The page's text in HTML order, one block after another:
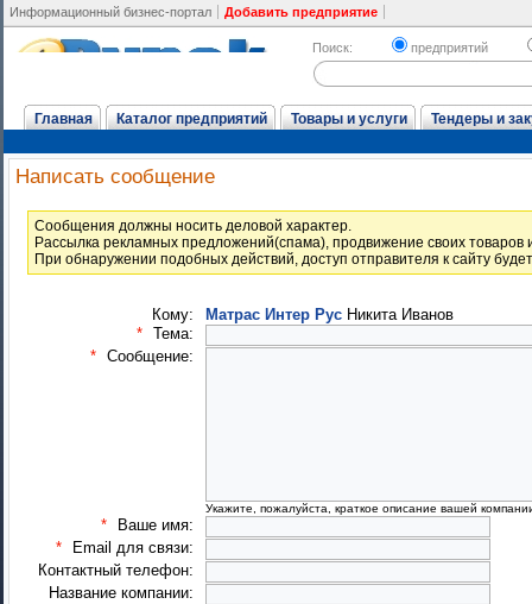
Информационный бизнес-портал Добавить предприятие
Поиск: предприятий
Главная Каталог предприятий Товары и услуги Тендеры и
Написать сообщение
Cообщения должны носить деловой характер.
Рассылка рекламных предложений(спама), продвижение своих товаров
При обнаружении подобных действий, доступ отправителя к сайту
Кому: Матрас Интер Рус Никита Иванов
* Тема:
* Сообщение:
Укажите, пожалуйста, краткое описание вашей
*
Ваше имя:
*
Email для связи:
Контактный телефон:
Название компании: